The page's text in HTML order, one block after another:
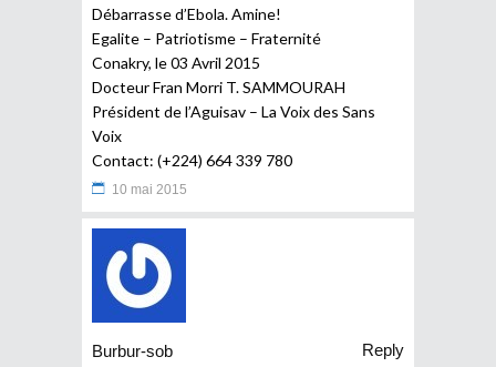
Débarrasse d’Ebola. Amine!
Egalite – Patriotisme – Fraternité
Conakry, le 03 Avril 2015
Docteur Fran Morri T. SAMMOURAH
Président de l’Aguisav – La Voix des Sans
Voix
Contact: (+224) 664 339 780
10 mai 2015
Burbur-sob
Reply